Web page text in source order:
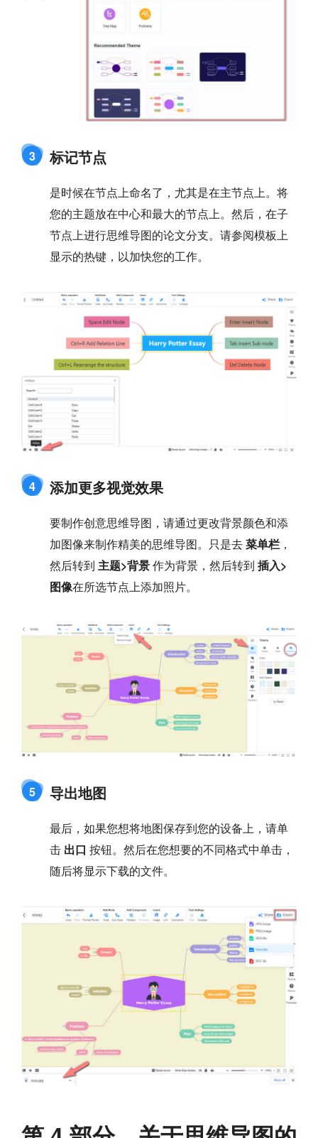
3 标记节点
是时候在节点上命名了，尤其是在主节点上。将
您的主题放在中心和最大的节点上。然后，在子
节点上进行思维导图的论文分支。请参阅模板上
显示的热键，以加快您的工作。
4 添加更多视觉效果
要制作创意思维导图，请通过更改背景颜色和添
加图像来制作精美的思维导图。只是去菜单栏 ，
然后转到 主题>背景作为背景，然后转到 插入>
图像在所选节点上添加照片。
5 导出地图
最后，如果您想将地图保存到您的设备上，请单
击 出口 按钮。然后在您想要的不同格式中单击，
随后将显示下载的文件。